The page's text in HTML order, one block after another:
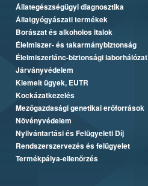
Állategészségügyi diagnosztika
Állatgyógyászati termékek
Borászat és alkoholos italok
Élelmiszer- és takarmánybiztonság
Élelmiszerlánc-biztonsági laborhálózat
Járványvédelem
Kiemelt ügyek, EUTR
Kockázatkezelés
Mezőgazdasági genetikai erőforrások
Növényvédelem
Nyilvántartási és Felügyeleti Díj
Rendszerszervezés és felügyelet
Termékpálya-ellenőrzés